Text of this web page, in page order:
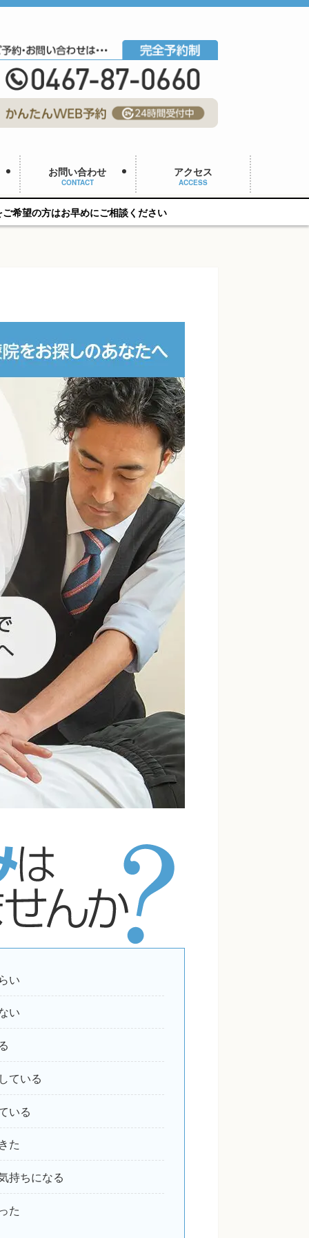
お問い合わせ
CONTACT
アクセス
ACCESS
談ください
い
い
ている
いる
た
持ちになる
た